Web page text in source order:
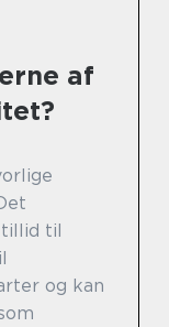
af
til
og kan